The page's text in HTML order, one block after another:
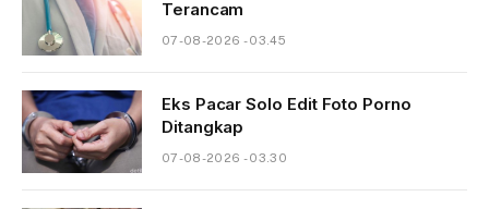
Terancam
07-08-2026 - 03.45
Eks Pacar Solo Edit Foto Porno
Ditangkap
07-08-2026 - 03.30